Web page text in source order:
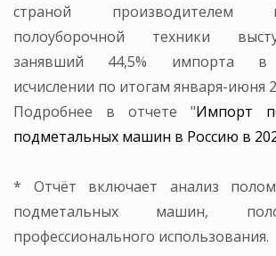
страной
полоуборочной техники
занявший 44,5% импорта в
исчислении по итогам января-июня
Подробнее в отчете "Импорт
подметальных машин в Россию в
* Отчёт включает анализ
подметальных машин,
профессионального использования.